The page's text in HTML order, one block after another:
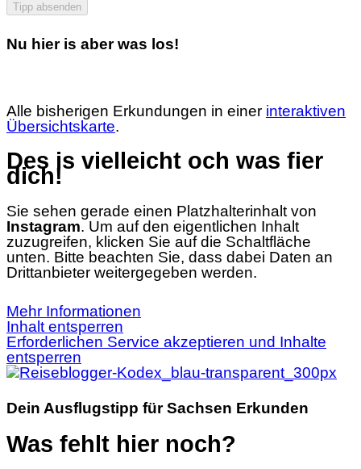
Tipp absenden
Nu hier is aber was los!
Alle bisherigen Erkundungen in einer interaktiven
Übersichtskarte.
Des is vielleicht och was fier
dich!
Sie sehen gerade einen Platzhalterinhalt von
Instagram. Um auf den eigentlichen Inhalt
zuzugreifen, klicken Sie auf die Schaltfläche
unten. Bitte beachten Sie, dass dabei Daten an
Drittanbieter weitergegeben werden.
Mehr Informationen
Inhalt entsperren
Erforderlichen Service akzeptieren und Inhalte
entsperren
Dein Ausflugstipp für Sachsen Erkunden
Was fehlt hier noch?